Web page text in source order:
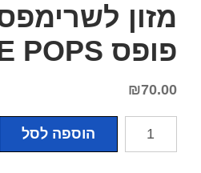
מזון
פופס ALGAE POPS
₪70.00
כמות
הוספה לסל